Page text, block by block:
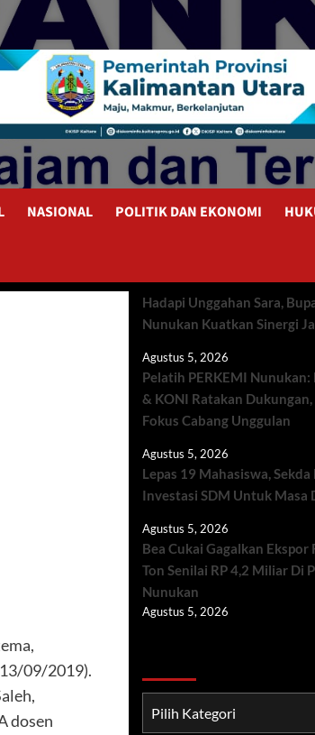
NASIONAL POLITIK DAN EKONOMI
09/2019).
dosen
Hadapi Unggahan Sara,
Nunukan Kuatkan Sinergi
Agustus 5, 2026
Pelatih PERKEMI
& KONI Ratakan Dukungan,
Fokus Cabang Unggulan
Agustus 5, 2026
Lepas 19 Mahasiswa,
Investasi SDM Untuk Masa
Agustus 5, 2026
Bea Cukai Gagalkan Ekspor
Ton Senilai RP 4,2 Miliar Di
Nunukan
Agustus 5, 2026
TNI/POLRI